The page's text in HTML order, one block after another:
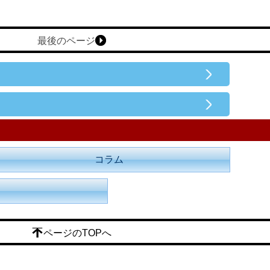
最後のページ
コラム
ページのTOPへ